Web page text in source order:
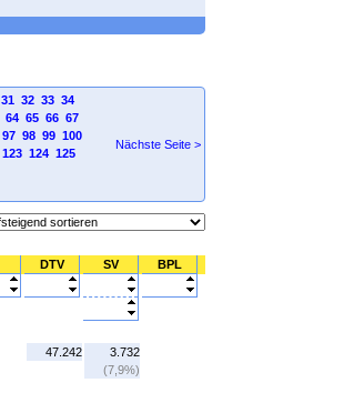
31 32 33 34
64 65 66 67
97 98 99 100
123 124 125
Nächste Seite >
DTV SV BPL
47.242
3.732
(7,9%)